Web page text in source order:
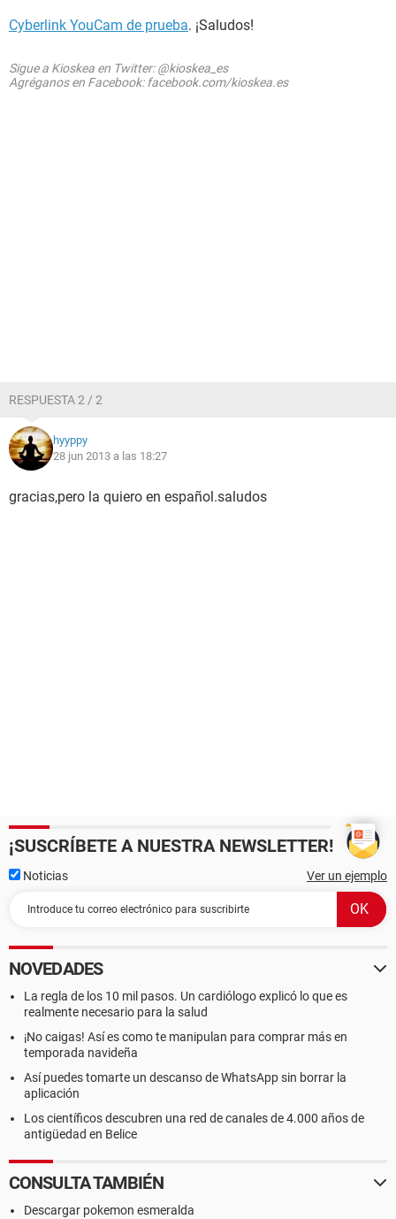
Cyberlink YouCam de prueba. ¡Saludos!
Sigue a Kioskea en Twitter: @kioskea_es
Agréganos en Facebook: facebook.com/kioskea.es
RESPUESTA 2 / 2
hyyppy
28 jun 2013 a las 18:27
gracias,pero la quiero en español.saludos
¡SUSCRÍBETE A NUESTRA NEWSLETTER!
Noticias Ver un ejemplo
NOVEDADES
La regla de los 10 mil pasos. Un cardiólogo explicó lo que es
realmente necesario para la salud
¡No caigas! Así es como te manipulan para comprar más en
temporada navideña
Así puedes tomarte un descanso de WhatsApp sin borrar la
aplicación
Los científicos descubren una red de canales de 4.000 años de
antigüedad en Belice
CONSULTA TAMBIÉN
Descargar pokemon esmeralda